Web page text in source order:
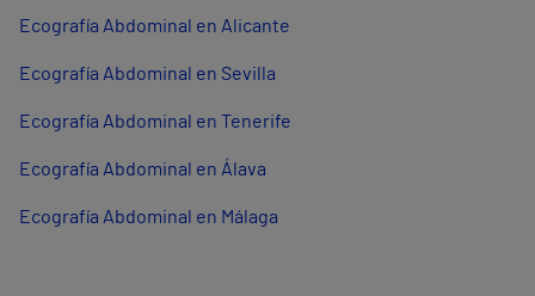
Ecografía Abdominal en Alicante
Ecografía Abdominal en Sevilla
Ecografía Abdominal en Tenerife
Ecografía Abdominal en Álava
Ecografía Abdominal en Málaga